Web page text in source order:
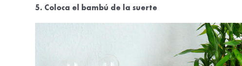
5. Coloca el bambú de la suerte